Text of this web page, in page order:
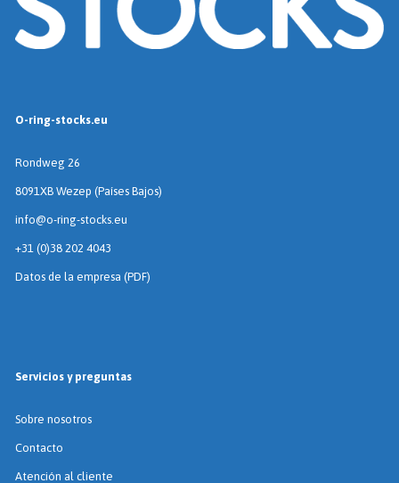
O-ring-stocks.eu
Rondweg 26
8091XB Wezep (Países Bajos)
info@o-ring-stocks.eu
+31 (0)38 202 4043
Datos de la empresa (PDF)
Servicios y preguntas
Sobre nosotros
Contacto
Atención al cliente